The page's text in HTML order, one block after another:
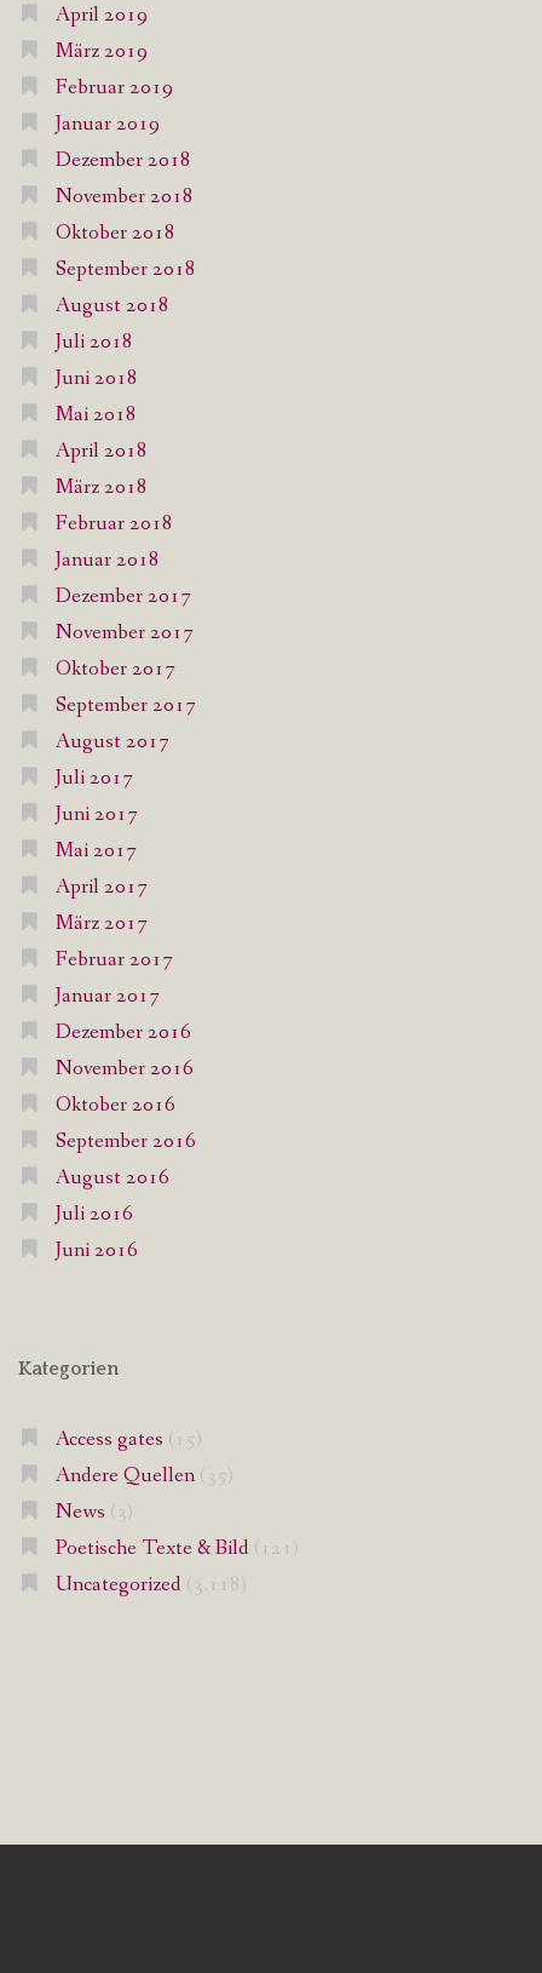
April 2019
März 2019
Februar 2019
Januar 2019
Dezember 2018
November 2018
Oktober 2018
September 2018
August 2018
Juli 2018
Juni 2018
Mai 2018
April 2018
März 2018
Februar 2018
Januar 2018
Dezember 2017
November 2017
Oktober 2017
September 2017
August 2017
Juli 2017
Juni 2017
Mai 2017
April 2017
März 2017
Februar 2017
Januar 2017
Dezember 2016
November 2016
Oktober 2016
September 2016
August 2016
Juli 2016
Juni 2016
Kategorien
Access gates (15)
Andere Quellen(35)
News (3)
Poetische Texte & Bild (121)
Uncategorized (3.118)